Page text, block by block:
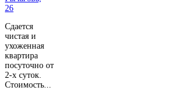
Сдается
чистая и
ухоженная
квартира
посуточно от
2-х суток.
Стоимость...